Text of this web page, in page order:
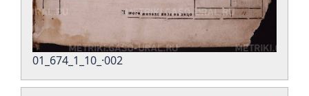
01_674_1_10_·002